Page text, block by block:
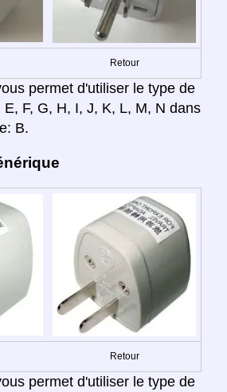
Retour
permet d'utiliser le type de
F, G, H, I, J, K, L, M, N dans
B.
Retour
permet d'utiliser le type de